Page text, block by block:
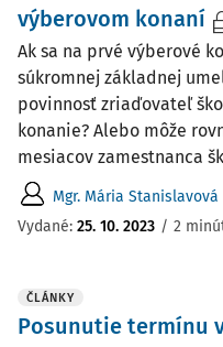
výberovom konaní
Ak sa na prvé výberové
súkromnej základnej
povinnosť zriaďovateľ
konanie? Alebo môže
mesiacov zamestnanca
Mgr. Mária Stanislavová
Vydané: 25. 10. 2023 / 2
ČLÁNKY
Posunutie termínu